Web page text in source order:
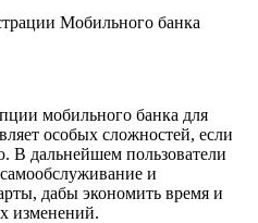
мобильного банка для
особых сложностей, если
В дальнейшем пользователи
и
дабы экономить время и
изменений.